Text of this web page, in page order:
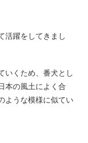
活躍をしてきまし
いくため、番犬とし
本の風土によく合
ような模様に似てい